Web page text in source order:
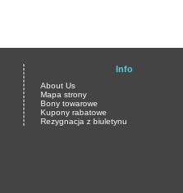
Info
About Us
Mapa strony
Bony towarowe
Kupony rabatowe
Rezygnacja z biuletynu